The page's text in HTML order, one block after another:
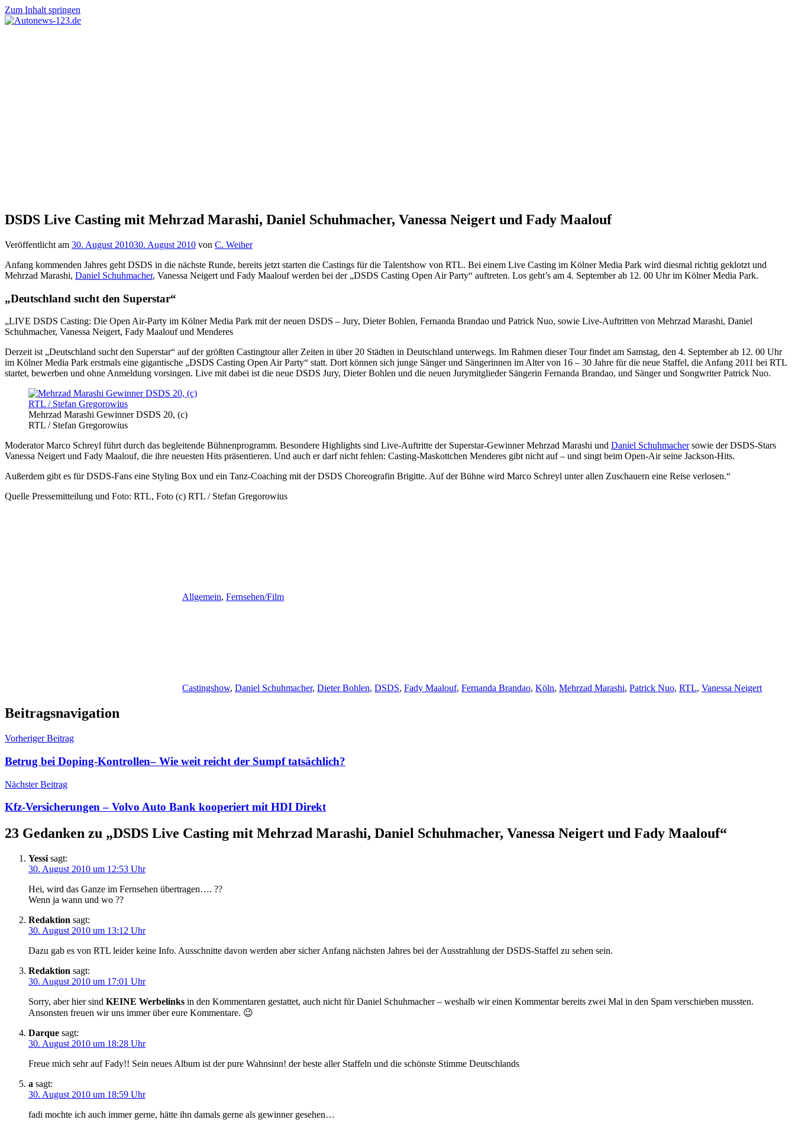
Zum Inhalt springen
DSDS Live Casting mit Mehrzad Marashi, Daniel Schuhmacher, Vanessa Neigert und Fady Maalouf
Veröffentlicht am 30. August 201030. August 2010 von C. Weiher
Anfang kommenden Jahres geht DSDS in die nächste Runde, bereits jetzt starten die Castings für die Talentshow von RTL. Bei einem Live Casting im Kölner Media Park wird diesmal richtig geklotzt und
Mehrzad Marashi, Daniel Schuhmacher, Vanessa Neigert und Fady Maalouf werden bei der „DSDS Casting Open Air Party“ auftreten. Los geht’s am 4. September ab 12. 00 Uhr im Kölner Media Park.
„Deutschland sucht den Superstar“
„LIVE DSDS Casting: Die Open Air-Party im Kölner Media Park mit der neuen DSDS – Jury, Dieter Bohlen, Fernanda Brandao und Patrick Nuo, sowie Live-Auftritten von Mehrzad Marashi, Daniel
Schuhmacher, Vanessa Neigert, Fady Maalouf und Menderes
Derzeit ist „Deutschland sucht den Superstar“ auf der größten Castingtour aller Zeiten in über 20 Städten in Deutschland unterwegs. Im Rahmen dieser Tour findet am Samstag, den 4. September ab 12. 00 Uhr
im Kölner Media Park erstmals eine gigantische „DSDS Casting Open Air Party“ statt. Dort können sich junge Sänger und Sängerinnen im Alter von 16 – 30 Jahre für die neue Staffel, die Anfang 2011 bei RTL
startet, bewerben und ohne Anmeldung vorsingen. Live mit dabei ist die neue DSDS Jury, Dieter Bohlen und die neuen Jurymitglieder Sängerin Fernanda Brandao, und Sänger und Songwriter Patrick Nuo.
Mehrzad Marashi Gewinner DSDS 20, (c)
RTL / Stefan Gregorowius
Moderator Marco Schreyl führt durch das begleitende Bühnenprogramm. Besondere Highlights sind Live-Auftritte der Superstar-Gewinner Mehrzad Marashi und Daniel Schuhmachersowie der DSDS-Stars
Vanessa Neigert und Fady Maalouf, die ihre neuesten Hits präsentieren. Und auch er darf nicht fehlen: Casting-Maskottchen Menderes gibt nicht auf – und singt beim Open-Air seine Jackson-Hits.
Außerdem gibt es für DSDS-Fans eine Styling Box und ein Tanz-Coaching mit der DSDS Choreografin Brigitte. Auf der Bühne wird Marco Schreyl unter allen Zuschauern eine Reise verlosen.“
Quelle Pressemitteilung und Foto: RTL, Foto (c) RTL / Stefan Gregorowius
Allgemein, Fernsehen/Film
Castingshow, Daniel Schuhmacher, Dieter Bohlen, DSDS, Fady Maalouf, Fernanda Brandao, Köln, Mehrzad Marashi, Patrick Nuo, RTL, Vanessa Neigert
Beitragsnavigation
Vorheriger Beitrag
Betrug bei Doping-Kontrollen– Wie weit reicht der Sumpf tatsächlich?
Nächster Beitrag
Kfz-Versicherungen – Volvo Auto Bank kooperiert mit HDI Direkt
23 Gedanken zu „DSDS Live Casting mit Mehrzad Marashi, Daniel Schuhmacher, Vanessa Neigert und Fady Maalouf“
Yessi sagt:
30. August 2010 um 12:53 Uhr
Hei, wird das Ganze im Fernsehen übertragen…. ??
Wenn ja wann und wo ??
Redaktion sagt:
30. August 2010 um 13:12 Uhr
Dazu gab es von RTL leider keine Info. Ausschnitte davon werden aber sicher Anfang nächsten Jahres bei der Ausstrahlung der DSDS-Staffel zu sehen sein.
Redaktion sagt:
30. August 2010 um 17:01 Uhr
Sorry, aber hier sind KEINE Werbelinks in den Kommentaren gestattet, auch nicht für Daniel Schuhmacher – weshalb wir einen Kommentar bereits zwei Mal in den Spam verschieben mussten.
Ansonsten freuen wir uns immer über eure Kommentare. 😉
Darque sagt:
30. August 2010 um 18:28 Uhr
Freue mich sehr auf Fady!! Sein neues Album ist der pure Wahnsinn! der beste aller Staffeln und die schönste Stimme Deutschlands
a sagt:
30. August 2010 um 18:59 Uhr
fadi mochte ich auch immer gerne, hätte ihn damals gerne als gewinner gesehen…